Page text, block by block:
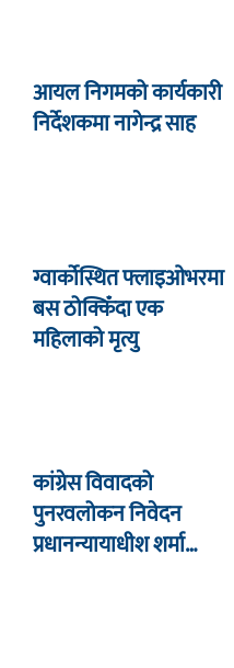
आयल निगमको कार्यकारी
निर्देशकमा नागेन्द्र साह
ग्वार्कोस्थित फ्लाइओभरमा
बस ठोक्किँदा एक
महिलाको मृत्यु
कांग्रेस विवादको
पुनरवलोकन निवेदन
प्रधानन्यायाधीश शर्मा